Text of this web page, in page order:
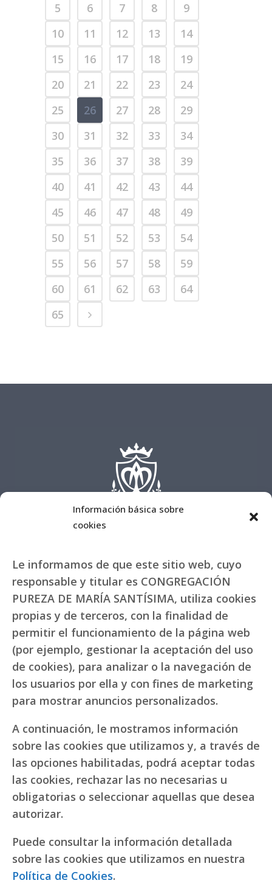
Información básica sobre
cookies
Le informamos de que este sitio web, cuyo
responsable y titular es CONGREGACIÓN
PUREZA DE MARÍA SANTÍSIMA, utiliza cookies
propias y de terceros, con la finalidad de
permitir el funcionamiento de la página web
(por ejemplo, gestionar la aceptación del uso
de cookies), para analizar o la navegación de
los usuarios por ella y con fines de marketing
para mostrar anuncios personalizados.
A continuación, le mostramos información
sobre las cookies que utilizamos y, a través de
las opciones habilitadas, podrá aceptar todas
las cookies, rechazar las no necesarias u
obligatorias o seleccionar aquellas que desea
autorizar.
Puede consultar la información detallada
sobre las cookies que utilizamos en nuestra
Política de Cookies.
5
6 7 8
9
10
11 12 13
14
15
16 17 18
19
20
21 22 23
24
25
26 27 28
29
30
31 32 33
34
35
36 37 38
39
40
41 42 43
44
45
46 47 48
49
50
51 52 53
54
55
56 57 58
59
60
61 62 63
64
65